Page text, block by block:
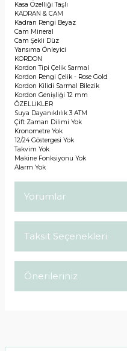
Kasa Özelliği Taşlı
KADRAN & CAM
Kadran Rengi Beyaz
Cam Mineral
Cam Şekli Düz
Yansıma Önleyici
KORDON
Kordon Tipi Çelik Sarmal
Kordon Rengi Çelik - Rose Gold
Kordon Kilidi Sarmal Bilezik
Kordon Genişliği 12 mm
ÖZELLİKLER
Suya Dayanıklılık 3 ATM
Çift Zaman Dilimi Yok
Kronometre Yok
12/24 Göstergesi Yok
Takvim Yok
Makine Fonksiyonu Yok
Alarm Yok
Yorumlar
Taksit Seçenekleri
Önerileriniz